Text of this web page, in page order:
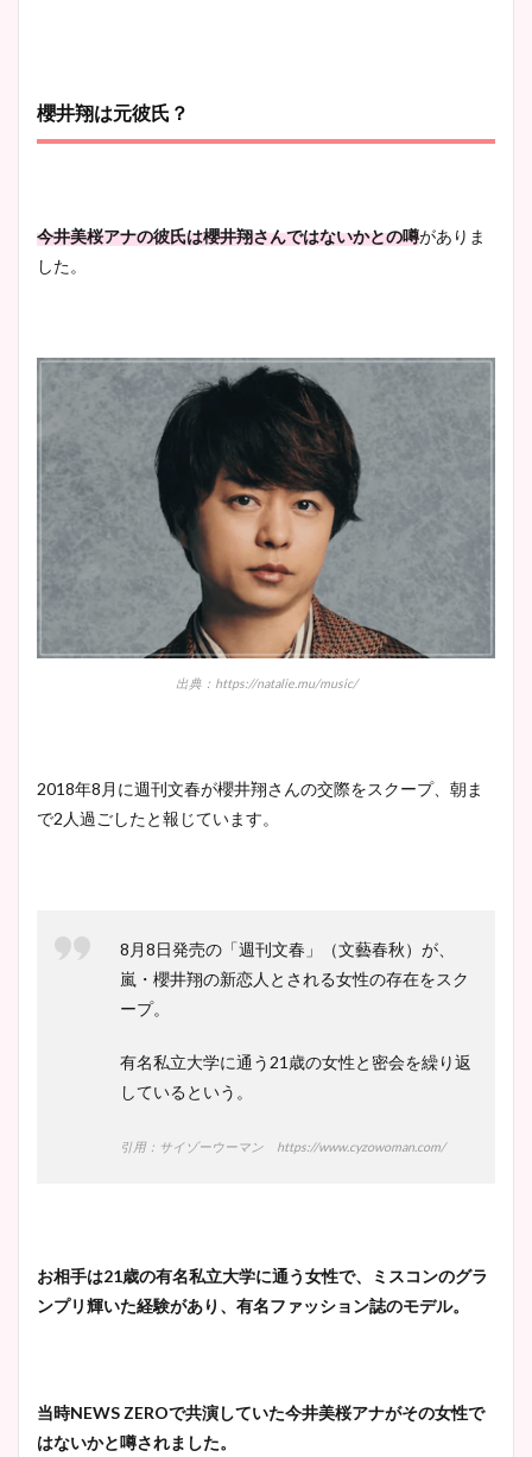
櫻井翔は元彼氏？
今井美桜アナの彼氏は櫻井翔さんではないかとの噂がありま
した。
出典：https://natalie.mu/music/
2018年8月に週刊文春が櫻井翔さんの交際をスクープ、朝ま
で2人過ごしたと報じています。
8月8日発売の「週刊文春」（文藝春秋）が、
嵐・櫻井翔の新恋人とされる女性の存在をスク
ープ。
有名私立大学に通う21歳の女性と密会を繰り返
しているという。
引用：サイゾーウーマン https://www.cyzowoman.com/
お相手は21歳の有名私立大学に通う女性で、ミスコンのグラ
ンプリ輝いた経験があり、有名ファッション誌のモデル。
当時NEWS ZEROで共演していた今井美桜アナがその女性で
はないかと噂されました。